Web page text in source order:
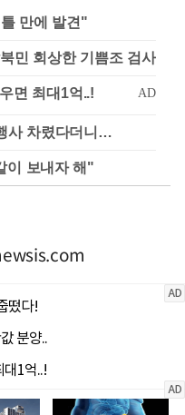
만에 발견"
민 회상한 기쁨조 검사
사 차렸다더니…
이 보내자 해"